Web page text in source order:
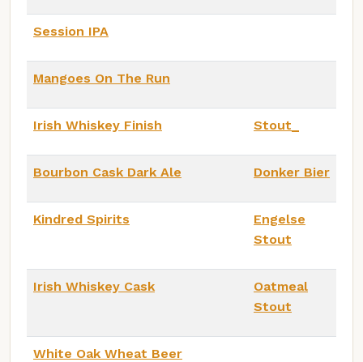
Session IPA
Mangoes On The Run
Irish Whiskey Finish Stout_
Bourbon Cask Dark Ale Donker Bier
Kindred Spirits
Engelse
Stout
Irish Whiskey Cask
Oatmeal
Stout
White Oak Wheat Beer